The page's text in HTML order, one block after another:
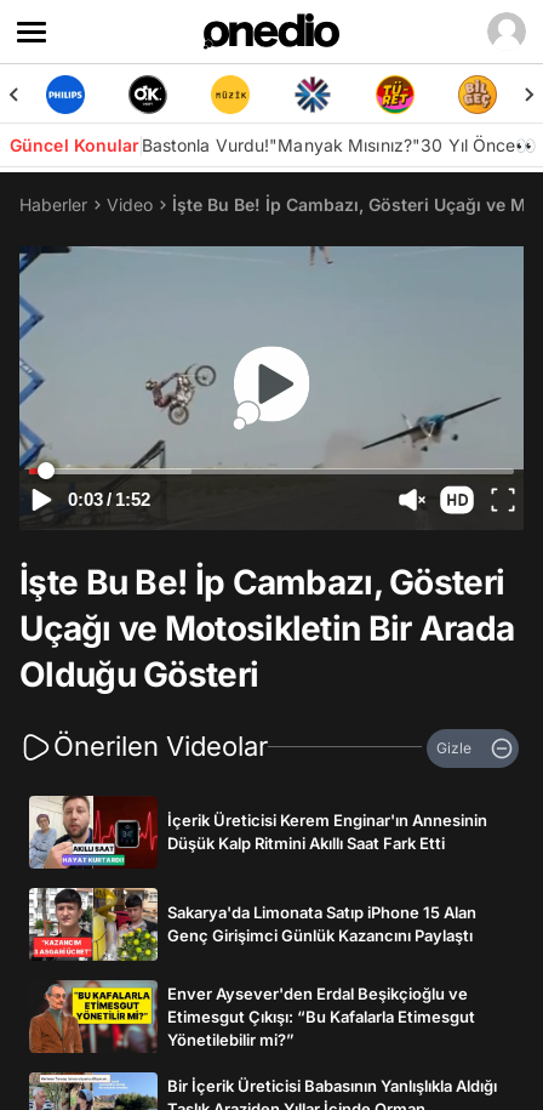
Güncel KonularBastonla Vurdu!"Manyak Mısınız?"30 Yıl Önce👀
Haberler Video İşte Bu Be! İp Cambazı, Gösteri Uçağı ve
0:03/ 1:52
İşte Bu Be! İp Cambazı, Gösteri
Uçağı ve Motosikletin Bir Arada
Olduğu Gösteri
Önerilen Videolar Gizle
İçerik Üreticisi Kerem Enginar'ın Annesinin
Düşük Kalp Ritmini Akıllı Saat Fark Etti
Sakarya'da Limonata Satıp iPhone 15 Alan
Genç Girişimci Günlük Kazancını Paylaştı
Enver Aysever'den Erdal Beşikçioğlu ve
Etimesgut Çıkışı: “Bu Kafalarla Etimesgut
Yönetilebilir mi?”
Bir İçerik Üreticisi Babasının Yanlışlıkla Aldığı